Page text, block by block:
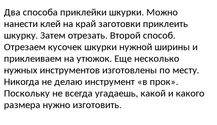
Два способа приклейки шкурки. Можно
нанести клей на край заготовки приклеить
шкурку. Затем отрезать. Второй способ.
Отрезаем кусочек шкурки нужной ширины и
приклеиваем на утюжок. Еще несколько
нужных инструментов изготовлены по месту.
Никогда не делаю инструмент «в прок».
Поскольку не всегда угадаешь, какой и какого
размера нужно изготовить.